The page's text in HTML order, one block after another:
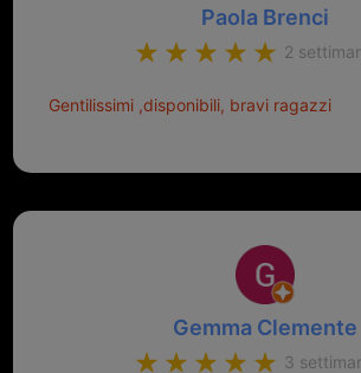
Paola Brenci
2
Gentilissimi ,disponibili, bravi ragazzi
Gemma Clemente
3